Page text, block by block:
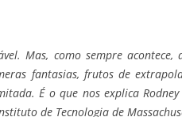
Mas, como sempre acontece,
fantasias, frutos de
É o que nos explica
de Tecnologia de